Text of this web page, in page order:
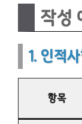
작성
1. 인적
항목